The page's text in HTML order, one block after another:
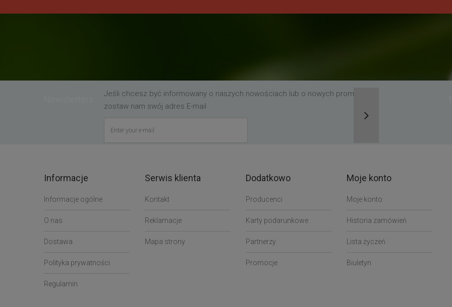
Jeśli chcesz być informowany o naszych nowościach lub o nowych promocjach,
zostaw nam swój adres E-mail
Informacje
Informacje ogólne
O nas
Dostawa
Polityka prywatności
Regulamin
Serwis klienta
Kontakt
Reklamacje
Mapa strony
Dodatkowo
Producenci
Karty podarunkowe
Partnerzy
Promocje
Moje konto
Moje konto
Historia zamówień
Lista życzeń
Biuletyn